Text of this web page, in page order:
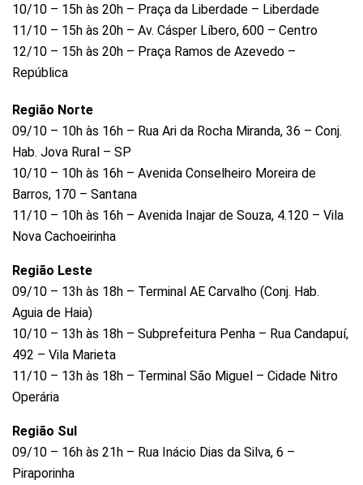
10/10 – 15h às 20h – Praça da Liberdade – Liberdade
11/10 – 15h às 20h – Av. Cásper Líbero, 600 – Centro
12/10 – 15h às 20h – Praça Ramos de Azevedo –
República
Região Norte
09/10 – 10h às 16h – Rua Ari da Rocha Miranda, 36 – Conj.
Hab. Jova Rural – SP
10/10 – 10h às 16h – Avenida Conselheiro Moreira de
Barros, 170 – Santana
11/10 – 10h às 16h – Avenida Inajar de Souza, 4.120 – Vila
Nova Cachoeirinha
Região Leste
09/10 – 13h às 18h – Terminal AE Carvalho (Conj. Hab.
Aguia de Haia)
10/10 – 13h às 18h – Subprefeitura Penha – Rua Candapuí,
492 – Vila Marieta
11/10 – 13h às 18h – Terminal São Miguel – Cidade Nitro
Operária
Região Sul
09/10 – 16h às 21h – Rua Inácio Dias da Silva, 6 –
Piraporinha